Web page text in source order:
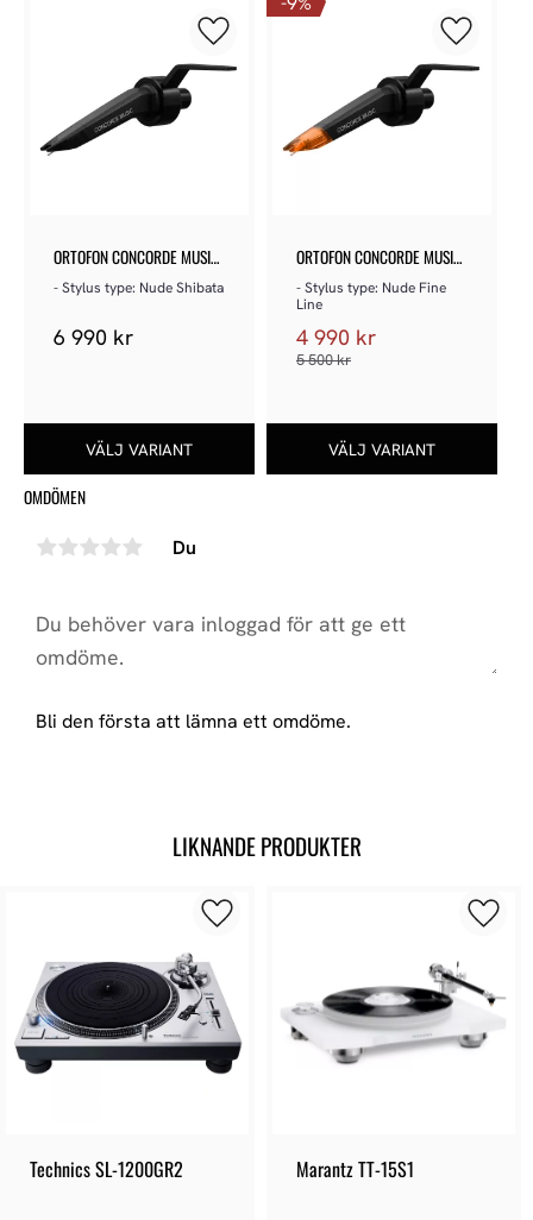
OMDÖMEN
Du
Bli den första att lämna ett omdöme.
ORTOFON CONCORDE MUSIC
- Stylus type: Nude Shibata
6 990 kr
Lägg till i favoriter
ORTOFON CONCORDE MUSIC
- Stylus type: Nude Fine
Line
4 990 kr
5 500kr
Lägg till
LIKNANDE PRODUKTER
Technics SL-1200GR2 Marantz TT-15S1